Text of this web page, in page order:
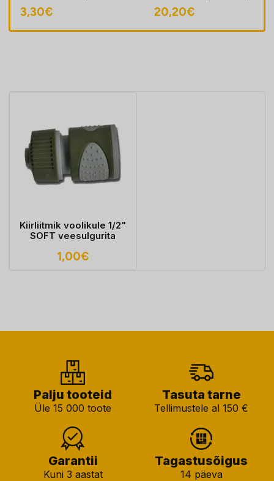
3,30€
sobib LIGHTER pesa
20,20€
Kiirliitmik voolikule 1/2"
SOFT veesulgurita
1,00€
Palju tooteid
Üle 15 000 toote
Tasuta tarne
Tellimustele al 150 €
Garantii
Kuni 3 aastat
Tagastusõigus
14 päeva